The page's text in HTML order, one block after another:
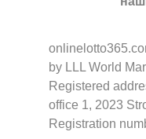
by LLL World
Registered
office 1, 2023
Registration